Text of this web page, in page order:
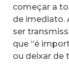
começar a
de imediato.
ser
que “é
ou deixar de